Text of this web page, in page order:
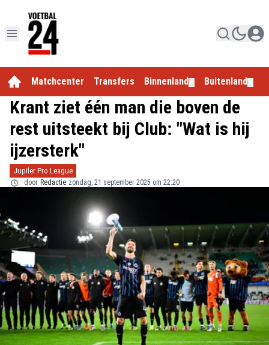
Matchcenter Transfers Binnenland Buitenland
Krant ziet één man die boven de
rest uitsteekt bij Club: "Wat is hij
ijzersterk"
Jupiler Pro League
door Redactie zondag, 21 september 2025 om 22:20